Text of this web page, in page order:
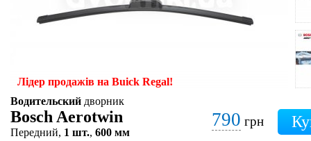
Лідер продажів на Buick Regal!
Водительский дворник
Bosch Aerotwin
Передний, 1 шт., 600 мм
790 грн